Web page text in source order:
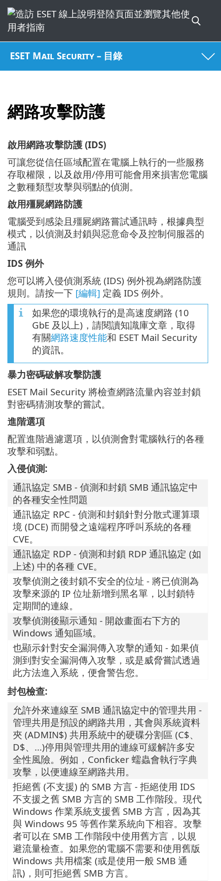
ESET Mail Security – 目錄
網路攻擊防護
啟用網路攻擊防護 (IDS)
可讓您從信任區域配置在電腦上執行的一些服務
存取權限，以及啟用/停用可能會用來損害您電腦
之數種類型攻擊與弱點的偵測。
啟用殭屍網路防護
電腦受到感染且殭屍網路嘗試通訊時，根據典型
模式，以偵測及封鎖與惡意命令及控制伺服器的
通訊
IDS 例外
您可以將入侵偵測系統 (IDS) 例外視為網路防護
規則。請按一下 [編輯] 定義 IDS 例外。
如果您的環境執行的是高速度網路 (10
GbE 及以上)，請閱讀知識庫文章，取得
有關網路速度性能和 ESET Mail Security
的資訊。
暴力密碼破解攻擊防護
ESET Mail Security 將檢查網路流量內容並封鎖
對密碼猜測攻擊的嘗試。
進階選項
配置進階過濾選項，以偵測會對電腦執行的各種
攻擊和弱點。
入侵偵測:
通訊協定 SMB - 偵測和封鎖 SMB 通訊協定中
的各種安全性問題
通訊協定 RPC - 偵測和封鎖針對分散式運算環
境 (DCE) 而開發之遠端程序呼叫系統的各種
CVE。
通訊協定 RDP - 偵測和封鎖 RDP 通訊協定 (如
上述) 中的各種 CVE。
攻擊偵測之後封鎖不安全的位址 - 將已偵測為
攻擊來源的 IP 位址新增到黑名單，以封鎖特
定期間的連線。
攻擊偵測後顯示通知 - 開啟畫面右下方的
Windows 通知區域。
也顯示針對安全漏洞傳入攻擊的通知 - 如果偵
測到對安全漏洞傳入攻擊，或是威脅嘗試透過
此方法進入系統，便會警告您。
封包檢查:
允許外來連線至 SMB 通訊協定中的管理共用 -
管理共用是預設的網路共用，其會與系統資料
夾 (ADMIN$) 共用系統中的硬碟分割區 (C$、
D$、...)停用與管理共用的連線可緩解許多安
全性風險。例如，Conficker 蠕蟲會執行字典
攻擊，以便連線至網路共用。
拒絕舊 (不支援) 的 SMB 方言 - 拒絕使用 IDS
不支援之舊 SMB 方言的 SMB 工作階段。現代
Windows 作業系統支援舊 SMB 方言，因為其
與 Windows 95 等舊作業系統向下相容。攻擊
者可以在 SMB 工作階段中使用舊方言，以規
避流量檢查。如果您的電腦不需要和使用舊版
Windows 共用檔案 (或是使用一般 SMB 通
訊)，則可拒絕舊 SMB 方言。